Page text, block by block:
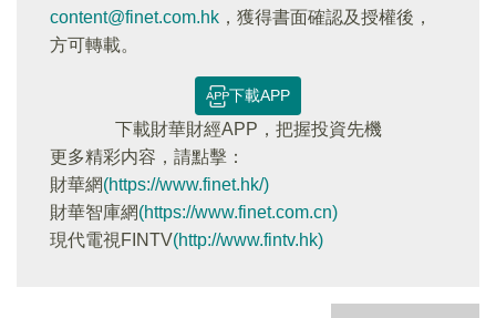
content@finet.com.hk ，獲得書面確認及授權後，
方可轉載。
下載APP
下載財華財經APP，把握投資先機
更多精彩内容，請點擊：
財華網(https://www.finet.hk/)
財華智庫網(https://www.finet.com.cn)
現代電視FINTV(http://www.fintv.hk)